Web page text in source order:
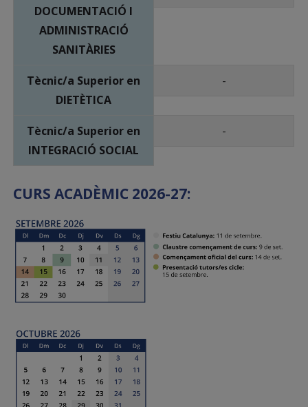
DOCUMENTACIÓ I
ADMINISTRACIÓ
SANITÀRIES
Tècnic/a Superior en
DIETÈTICA
-
Tècnic/a Superior en
INTEGRACIÓ SOCIAL
-
CURS ACADÈMIC 2026-27: